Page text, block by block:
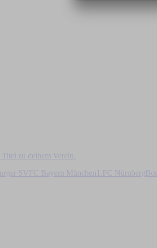
zu deinem Verein.
SV FC Bayern München 1.FC Nürnberg